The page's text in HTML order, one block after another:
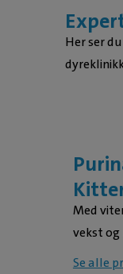
Her ser
Med
vekst
Se alle